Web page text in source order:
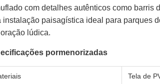
com detalhes autênticos como barris
instalação paisagística ideal para parques
lúdica.
pormenorizadas
Tela de